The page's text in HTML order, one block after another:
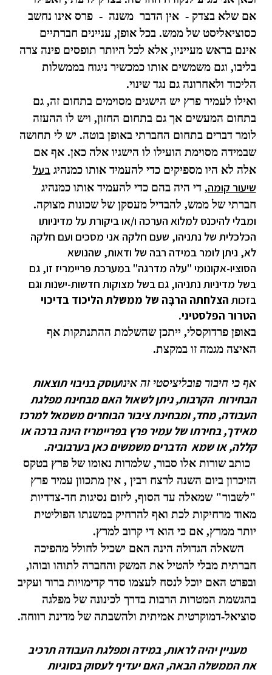
אם שלא בצדק - אין הדבר משנה - פרס אינו נחשב
כסוציאליסט של ממש. בכל אופן, עניינים חברתיים
אינם בראש מעייניו, אלא לכל היותר תופסים פינה צרה
בליבו, וגם משמשים אותו כמכשיר ניגוח בממשלות
הליכוד ולאחרונה גם נגד שינוי.
ואילו לעמיר פרץ יש הישגים מסוימים בתחום זה, גם
בתחום המעשים אך גם בתחום החזון, ויש לו ההעזה
לומר דברים בתחום החברתי באופן בוטה. יש לי תחושה
שבמידה מסוימת הועילו לו הישגיו אלה כאן. אף אם
אלה לא היו מספיקים כדי להעמיד אותו כמנהיגבעל
שיעור קומה, די היה בהם כדי להעמיד אותו כמנהיג
חברתי של ממש, להבדיל מעסקן של שכונות מצוקה.
ומבלי להיכנס למלוא הערכה ו/או ביקורת על מדיניותו
הכלכלית של נתניהו, שעם חלקה אני מסכים ועם חלקה
לא, ניתן לומר במידה רבה של ודאות, שהנושא
הסוציו-אקונומי "עלה מדרגה" במערכת פריימריז זו, גם
בשל מדיניות נתניהו, גם בשל מצוקות חדשות-ישנות וגם
בזכות הצלחתה הרבָּה של ממשלת הליכוד בדיכוי
הטרור הפלסטיני.
באופן פרדוקסלי, ייתכן שהשלמת ההתנתקות אף
האיצה מגמה זו במקצת.
אף כי חיבור פובליציסטי זה אינועוסק בניבוי תוצאות
הבחירות הקרבות, ניתן לשאול האם מבחינת מפלגת
העבודה, מחד, ומבחינת ציבור הבוחרים משמאל למרכז
מאידך, בחירתו של עמיר פרץ בפריימריז הינה ברכה או
קללה, או שמא הדברים משמשים כאן בערבוביה.
כותב שורות אלו סבור, שלמרות נאומו של פרץ בטקס
הזיכרון ביום השנה לרצח רבין , אין מתכוון עמיר פרץ
"לשבור" שמאלה עד הסוף, ליזום נסיגות חד-צדדיות
מאוד מרחיקות לכת ואף להרחיק במשנתו הפוליטית
יותר ממרץ, אם כי הוא די קרוב למרץ.
השאלה הגדולה הינה האם ישכיל לחולל מהפיכה
חברתית מבלי להטיל את המשק והחברה לתוהו ובוהו,
ובפרט האם יוכל לנסח לעצמו סדר קדימויות ברור ועקיב
בהגשמת המטרות הרבות בדרך לכינונה של מפלגה
סוציאל-דמוקרטית אמיתית ולהשבתה של מדינת רווחה.
מעניין יהיה לראות, במידה ומפלגת העבודה תרכיב
את הממשלה הבאה, האם יעדיף לעסוק בסוגיות